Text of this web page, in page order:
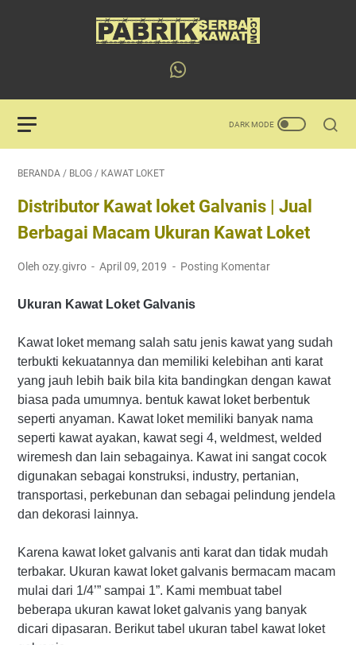
BERANDA / BLOG / KAWAT LOKET
Distributor Kawat loket Galvanis | Jual
Berbagai Macam Ukuran Kawat Loket
Oleh ozy.givro April 09, 2019 Posting Komentar
Ukuran Kawat Loket Galvanis
Kawat loket memang salah satu jenis kawat yang sudah
terbukti kekuatannya dan memiliki kelebihan anti karat
yang jauh lebih baik bila kita bandingkan dengan kawat
biasa pada umumnya. bentuk kawat loket berbentuk
seperti anyaman. Kawat loket memiliki banyak nama
seperti kawat ayakan, kawat segi 4, weldmest, welded
wiremesh dan lain sebagainya. Kawat ini sangat cocok
digunakan sebagai konstruksi, industry, pertanian,
transportasi, perkebunan dan sebagai pelindung jendela
dan dekorasi lainnya.
Karena kawat loket galvanis anti karat dan tidak mudah
terbakar. Ukuran kawat loket galvanis bermacam macam
mulai dari 1/4’” sampai 1”. Kami membuat tabel
beberapa ukuran kawat loket galvanis yang banyak
dicari dipasaran. Berikut tabel ukuran tabel kawat loket